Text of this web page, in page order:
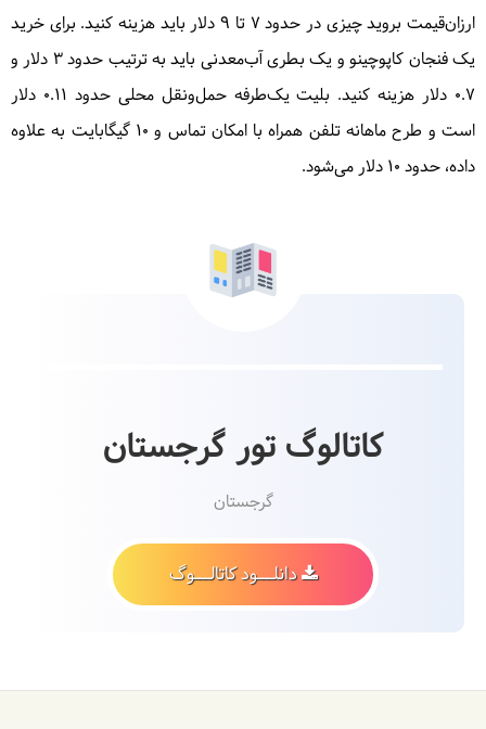
ارزان‌قیمت بروید چیزی در حدود ۷ تا ۹ دلار باید هزینه کنید. برای خرید
یک فنجان کاپوچینو و یک بطری آب‌معدنی باید به ترتیب حدود ۳ دلار و
0.7 دلار هزینه کنید. بلیت یک‌طرفه حمل‌ونقل محلی حدود 0.11 دلار
است و طرح ماهانه تلفن همراه با امکان تماس و 10 گیگابایت به علاوه
داده، حدود 10 دلار می‌شود.
کاتالوگ تور گرجستان
گرجستان
دانلـــود کاتالـــوگ